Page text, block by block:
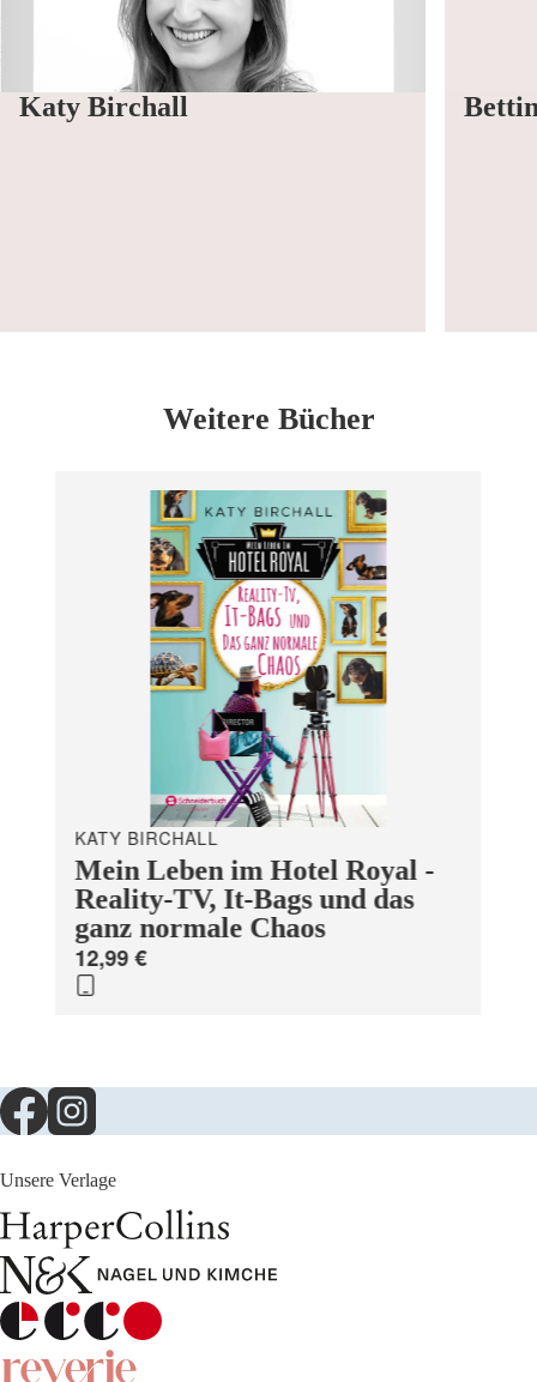
Katy Birchall
Weitere Bücher
KATY BIRCHALL
Mein Leben im Hotel Royal -
Reality-TV, It-Bags und das
ganz normale Chaos
12,99 €
Unsere Verlage